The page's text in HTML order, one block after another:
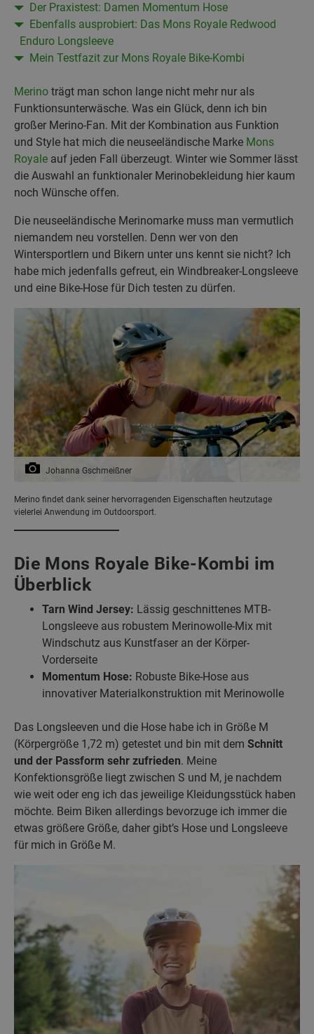
Der Praxistest: Damen Momentum Hose
Ebenfalls ausprobiert: Das Mons Royale Redwood
Enduro Longsleeve
Mein Testfazit zur Mons Royale Bike-Kombi
Merino trägt man schon lange nicht mehr nur als
Funktionsunterwäsche. Was ein Glück, denn ich bin
großer Merino-Fan. Mit der Kombination aus Funktion
und Style hat mich die neuseeländische Marke Mons
Royale auf jeden Fall überzeugt. Winter wie Sommer lässt
die Auswahl an funktionaler Merinobekleidung hier kaum
noch Wünsche offen.
Die neuseeländische Merinomarke muss man vermutlich
niemandem neu vorstellen. Denn wer von den
Wintersportlern und Bikern unter uns kennt sie nicht? Ich
habe mich jedenfalls gefreut, ein Windbreaker-Longsleeve
und eine Bike-Hose für Dich testen zu dürfen.
Johanna Gschmeißner
Merino findet dank seiner hervorragenden Eigenschaften heutzutage
vielerlei Anwendung im Outdoorsport.
Die Mons Royale Bike-Kombi im
Überblick
Tarn Wind Jersey: Lässig geschnittenes MTB-
Longsleeve aus robustem Merinowolle-Mix mit
Windschutz aus Kunstfaser an der Körper-
Vorderseite
Momentum Hose: Robuste Bike-Hose aus
innovativer Materialkonstruktion mit Merinowolle
Das Longsleeven und die Hose habe ich in Größe M
(Körpergröße 1,72 m) getestet und bin mit dem Schnitt
und der Passform sehr zufrieden. Meine
Konfektionsgröße liegt zwischen S und M, je nachdem
wie weit oder eng ich das jeweilige Kleidungsstück haben
möchte. Beim Biken allerdings bevorzuge ich immer die
etwas größere Größe, daher gibt’s Hose und Longsleeve
für mich in Größe M.